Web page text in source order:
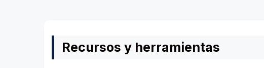
Recursos y herramientas